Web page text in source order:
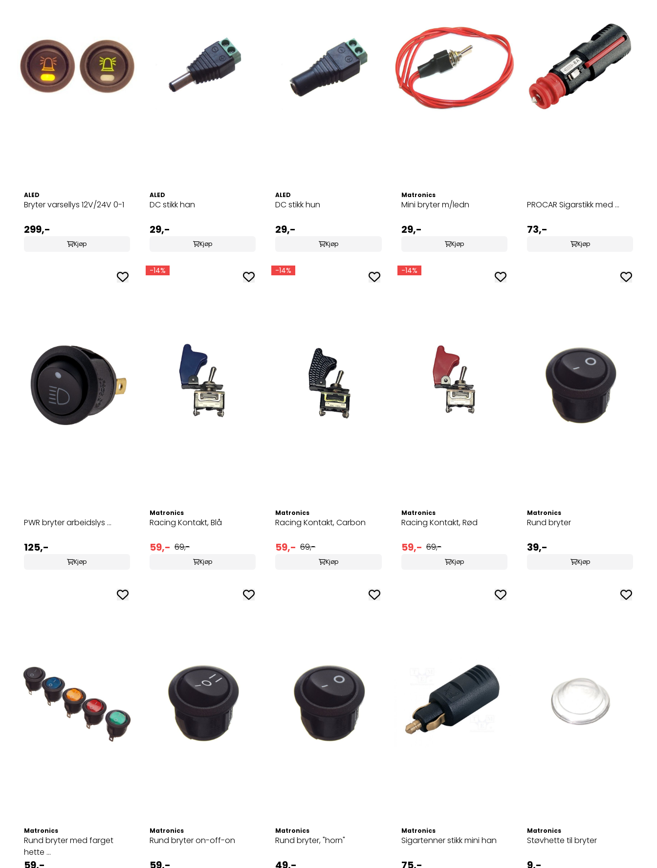
ALED
Bryter varsellys 12V/24V 0-1
299,-
Kjøp
ALED
DC stikk han
29,-
Kjøp
ALED
DC stikk hun
29,-
Kjøp
Matronics
Mini bryter m/ledn
29,-
Kjøp
PROCAR Sigarstikk med ...
73,-
Kjøp
PWR bryter arbeidslys ...
125,-
Kjøp
-14%
Matronics
Racing Kontakt, Blå
59,- 69,-
Kjøp
-14%
Matronics
Racing Kontakt, Carbon
59,- 69,-
Kjøp
-14%
Matronics
Racing Kontakt, Rød
59,- 69,-
Kjøp
Matronics
Rund bryter
39,-
Kjøp
Matronics
Rund bryter med farget
hette ...
59,-
Matronics
Rund bryter on-off-on
59,-
Matronics
Rund bryter, "horn"
49,-
Matronics
Sigartenner stikk mini han
75,-
Matronics
Støvhette til bryter
9,-